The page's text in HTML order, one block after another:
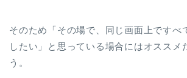
そのため「その場で、同じ画面上ですべ
したい」と思っている場合にはオススメ
う。